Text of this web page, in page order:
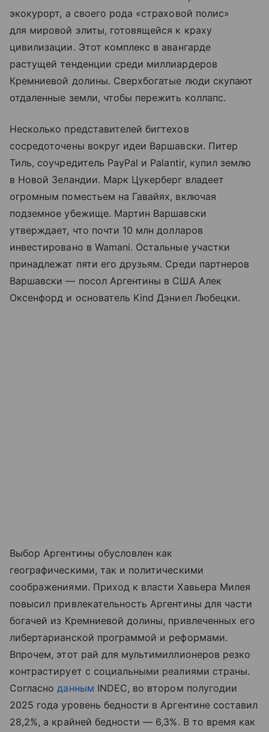
экокурорт, а своего рода «страховой полис»
для мировой элиты, готовящейся к краху
цивилизации. Этот комплекс в авангарде
растущей тенденции среди миллиардеров
Кремниевой долины. Сверхбогатые люди скупают
отдаленные земли, чтобы пережить коллапс.
Несколько представителей бигтехов
сосредоточены вокруг идеи Варшавски. Питер
Тиль, соучредитель PayPal и Palantir, купил землю
в Новой Зеландии. Марк Цукерберг владеет
огромным поместьем на Гавайях, включая
подземное убежище. Мартин Варшавски
утверждает, что почти 10 млн долларов
инвестировано в Wamani. Остальные участки
принадлежат пяти его друзьям. Среди партнеров
Варшавски — посол Аргентины в США Алек
Оксенфорд и основатель Kind Дэниел Любецки.
Выбор Аргентины обусловлен как
географическими, так и политическими
соображениями. Приход к власти Хавьера Милея
повысил привлекательность Аргентины для части
богачей из Кремниевой долины, привлеченных его
либертарианской программой и реформами.
Впрочем, этот рай для мультимиллионеров резко
контрастирует с социальными реалиями страны.
Согласноданным INDEC, во втором полугодии
2025 года уровень бедности в Аргентине составил
28,2%, а крайней бедности — 6,3%. В то время как